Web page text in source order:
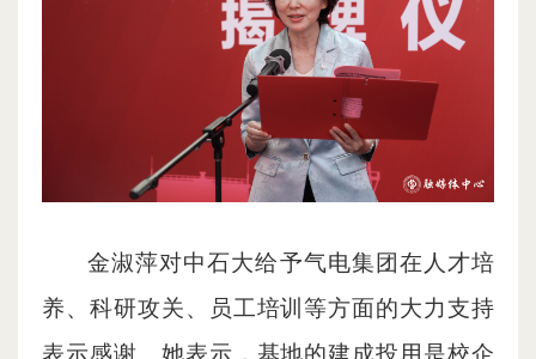
金淑萍对中石大给予气电集团在人才培
养、科研攻关、员工培训等方面的大力支持
表示感谢。她表示，基地的建成投用是校企